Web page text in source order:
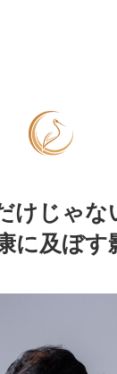
けじゃな
に及ぼす